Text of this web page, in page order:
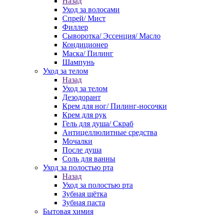
Уход за волосами
Спрей/ Мист
Филлер
Сыворотка/ Эссенция/ Масло
Кондиционер
Маска/ Пилинг
Шампунь
Уход за телом
Назад
Уход за телом
Дезодорант
Крем для ног/ Пилинг-носочки
Крем для рук
Гель для душа/ Скраб
Антицеллюлитные средства
Мочалки
После душа
Соль для ванны
Уход за полостью рта
Назад
Уход за полостью рта
Зубная щётка
Зубная паста
Бытовая химия